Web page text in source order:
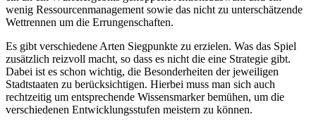
wenig Ressourcenmanagement sowie das nicht zu unterschätzende
Wettrennen um die Errungenschaften.
Es gibt verschiedene Arten Siegpunkte zu erzielen. Was das Spiel
zusätzlich reizvoll macht, so dass es nicht die eine Strategie gibt.
Dabei ist es schon wichtig, die Besonderheiten der jeweiligen
Stadtstaaten zu berücksichtigen. Hierbei muss man sich auch
rechtzeitig um entsprechende Wissensmarker bemühen, um die
verschiedenen Entwicklungsstufen meistern zu können.